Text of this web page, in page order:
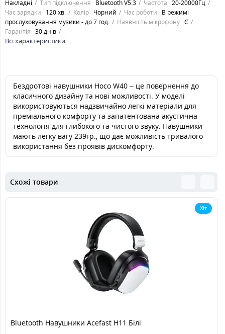
Накладні Тип підключення Bluetooth V5.3 Частота 20-20000Гц
Час зарядки
120 хв. Колір Чорний Час роботи
В режимі
прослуховування музики - до 7 год.
Наявність мікрофону Є
Гарантія 30 днів
Всі характеристики
Бездротові навушники Hoco W40 – це повернення до
класичного дизайну та нові можливості. У моделі
використовуються надзвичайно легкі матеріали для
преміального комфорту та запатентована акустична
технологія для глибокого та чистого звуку. Навушники
мають легку вагу 239гр., що дає можливість тривалого
використання без проявів дискомфорту.
Схожі товари
Хіт
Bluetooth Навушники Acefast H11 Білі